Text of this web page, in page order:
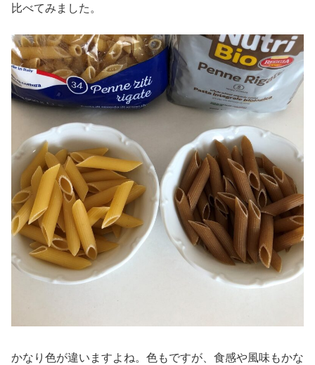
比べてみました。
かなり色が違いますよね。色もですが、食感や風味もかな